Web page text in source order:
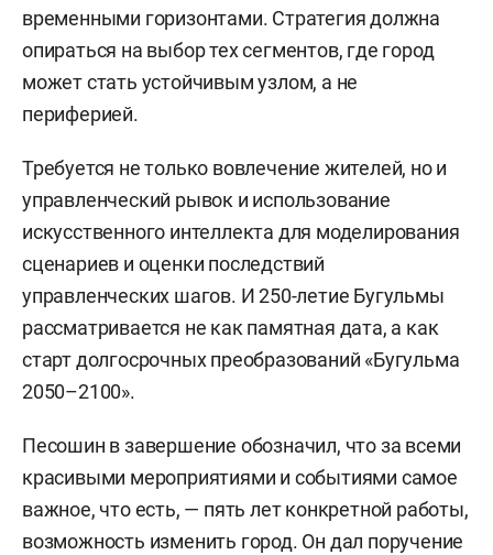
временными горизонтами. Стратегия должна
опираться на выбор тех сегментов, где город
может стать устойчивым узлом, а не
периферией.
Требуется не только вовлечение жителей, но и
управленческий рывок и использование
искусственного интеллекта для моделирования
сценариев и оценки последствий
управленческих шагов. И 250-летие Бугульмы
рассматривается не как памятная дата, а как
старт долгосрочных преобразований «Бугульма
2050–2100».
Песошин в завершение обозначил, что за всеми
красивыми мероприятиями и событиями самое
важное, что есть, — пять лет конкретной работы,
возможность изменить город. Он дал поручение